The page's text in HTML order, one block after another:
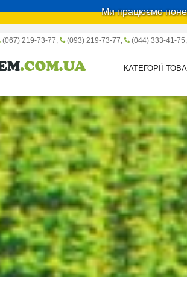
Ми працюємо
(067) 219-73-77 (093) 219-73-77 (044) 333-41-75
КАТЕГОРІЇ